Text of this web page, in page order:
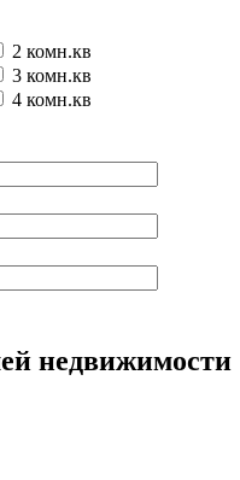
2 комн.кв
3 комн.кв
4 комн.кв
недвижимости